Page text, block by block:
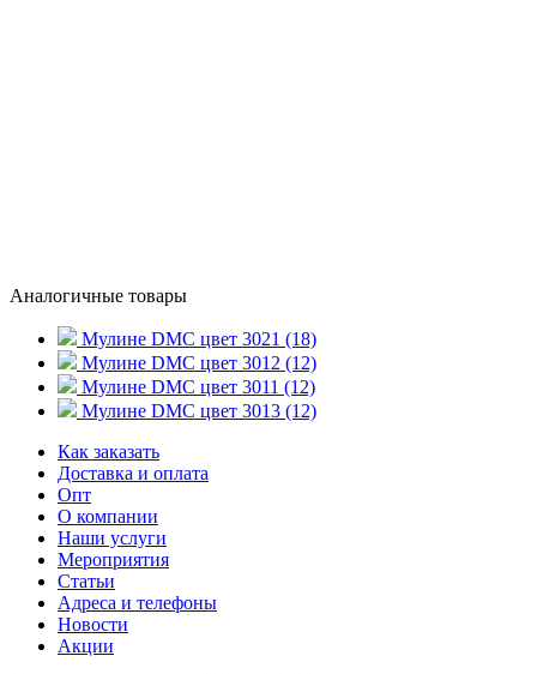
Аналогичные товары
Мулине DMC цвет 3021 (18)
Мулине DMC цвет 3012 (12)
Мулине DMC цвет 3011 (12)
Мулине DMC цвет 3013 (12)
Как заказать
Доставка и оплата
Опт
О компании
Наши услуги
Мероприятия
Статьи
Адреса и телефоны
Новости
Акции